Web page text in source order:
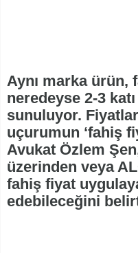
Aynı marka ürün,
neredeyse 2-3
sunuluyor.
uçurumun ‘fahiş
Avukat Özlem
üzerinden veya
fahiş fiyat
edebileceğini